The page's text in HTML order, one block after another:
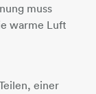
muss
warme Luft
einer